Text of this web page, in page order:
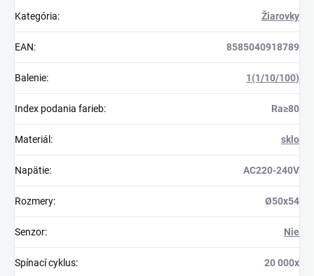
Kategória: Žiarovky
EAN: 8585040918789
Balenie: 1(1/10/100)
Index podania farieb: Ra≥80
Materiál : sklo
Napätie: AC220-240V
Rozmery: Ø50x54
Senzor: Nie
Spínací cyklus: 20 000x